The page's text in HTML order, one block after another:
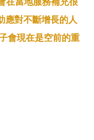
應對不斷增長的人
會現在是空前的重